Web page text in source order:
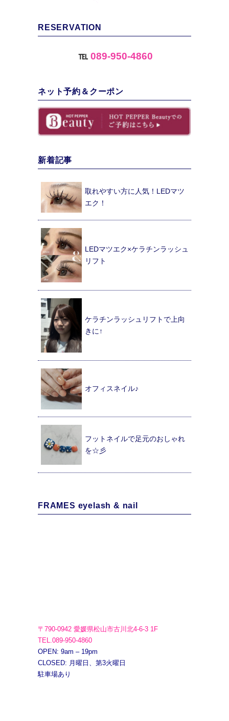
RESERVATION
℡ 089-950-4860
ネット予約＆クーポン
新着記事
取れやすい方に人気！LEDマツ
エク！
LEDマツエク×ケラチンラッシュ
リフト
ケラチンラッシュリフトで上向
きに↑
オフィスネイル♪
フットネイルで足元のおしゃれ
を☆彡
FRAMES eyelash & nail
〒790-0942 愛媛県松山市古川北4-6-3 1F
TEL.089-950-4860
OPEN: 9am – 19pm
CLOSED: 月曜日、第3火曜日
駐車場あり